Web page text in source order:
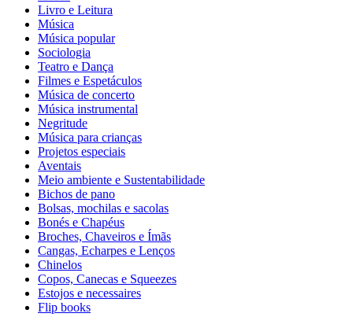
Livro e Leitura
Música
Música popular
Sociologia
Teatro e Dança
Filmes e Espetáculos
Música de concerto
Música instrumental
Negritude
Música para crianças
Projetos especiais
Aventais
Meio ambiente e Sustentabilidade
Bichos de pano
Bolsas, mochilas e sacolas
Bonés e Chapéus
Broches, Chaveiros e Ímãs
Cangas, Echarpes e Lenços
Chinelos
Copos, Canecas e Squeezes
Estojos e necessaires
Flip books